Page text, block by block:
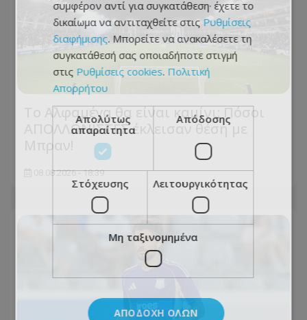
Το Αλφαμέγα θα είναι καμίνι: Πόσοι
ΑΠΟΛΛΩΝΙΣΤΕΣ έκλεισαν θέση με
08.08.2026 - 18:39
συμφέρον αντί για συγκατάθεση· έχετε το
δικαίωμα να αντιταχθείτε στις Ρυθμίσεις
διαφήμισης. Μπορείτε να ανακαλέσετε τη
συγκατάθεσή σας οποιαδήποτε στιγμή
στις Ρυθμίσεις cookies. Πολιτική
Απορρήτου
Απολύτως
απαραίτητα
Απόδοσης
Στόχευσης Λειτουργικότητας
Μη ταξινομημένα
ΑΠΟΔΟΧΉ ΌΛΩΝ